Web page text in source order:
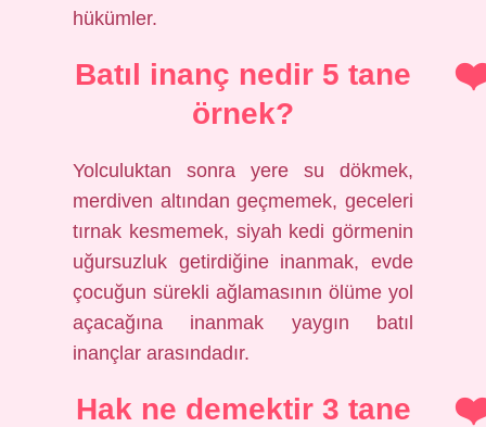
hükümler.
Batıl inanç nedir 5 tane
örnek?
Yolculuktan sonra yere su dökmek,
merdiven altından geçmemek, geceleri
tırnak kesmemek, siyah kedi görmenin
uğursuzluk getirdiğine inanmak, evde
çocuğun sürekli ağlamasının ölüme yol
açacağına inanmak yaygın batıl
inançlar arasındadır.
Hak ne demektir 3 tane